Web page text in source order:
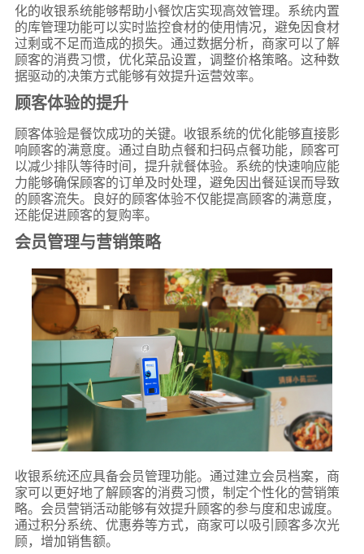
化的收银系统能够帮助小餐饮店实现高效管理。系统内置
的库管理功能可以实时监控食材的使用情况，避免因食材
过剩或不足而造成的损失。通过数据分析，商家可以了解
顾客的消费习惯，优化菜品设置，调整价格策略。这种数
据驱动的决策方式能够有效提升运营效率。
顾客体验的提升
顾客体验是餐饮成功的关键。收银系统的优化能够直接影
响顾客的满意度。通过自助点餐和扫码点餐功能，顾客可
以减少排队等待时间，提升就餐体验。系统的快速响应能
力能够确保顾客的订单及时处理，避免因出餐延误而导致
的顾客流失。良好的顾客体验不仅能提高顾客的满意度，
还能促进顾客的复购率。
会员管理与营销策略
收银系统还应具备会员管理功能。通过建立会员档案，商
家可以更好地了解顾客的消费习惯，制定个性化的营销策
略。会员营销活动能够有效提升顾客的参与度和忠诚度。
通过积分系统、优惠券等方式，商家可以吸引顾客多次光
顾，增加销售额。